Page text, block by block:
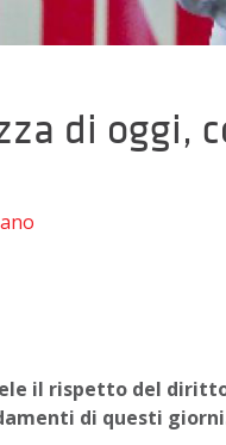
di oggi,
il rispetto del
di questi